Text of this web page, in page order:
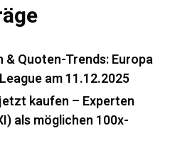
Quoten-Trends: Europa
am 11.12.2025
kaufen – Experten
als möglichen 100x-